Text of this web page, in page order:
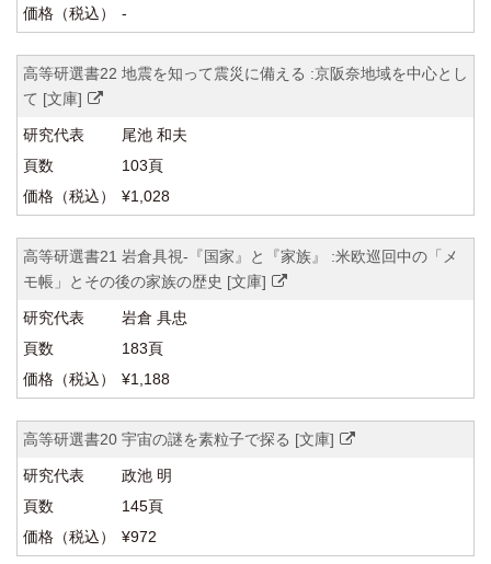
-
高等研選書22 地震を知って震災に備える :京阪奈地域を中心とし
て [文庫]
尾池 和夫
103頁
¥1,028
高等研選書21 岩倉具視-『国家』と『家族』 :米欧巡回中の「メ
モ帳」とその後の家族の歴史 [文庫]
岩倉 具忠
183頁
¥1,188
高等研選書20 宇宙の謎を素粒子で探る [文庫]
政池 明
145頁
¥972